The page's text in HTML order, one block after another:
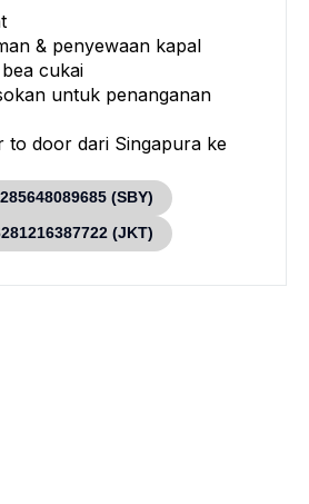
& penyewaan kapal
cukai
untuk penanganan
to door dari Singapura ke
(SBY)
(JKT)